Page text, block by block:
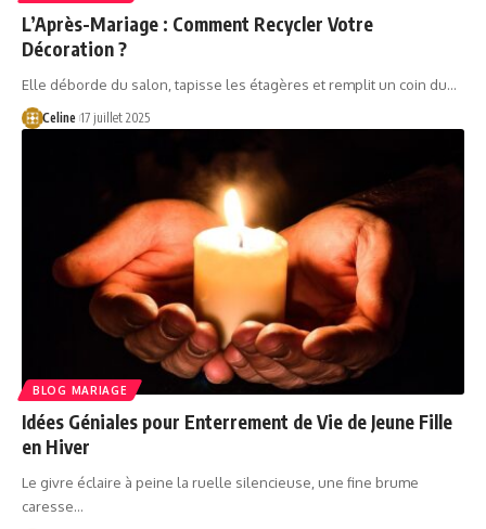
L’Après-Mariage : Comment Recycler Votre
Décoration ?
Elle déborde du salon, tapisse les étagères et remplit un coin du…
Celine 17 juillet 2025
BLOG MARIAGE
Idées Géniales pour Enterrement de Vie de Jeune Fille
en Hiver
Le givre éclaire à peine la ruelle silencieuse, une fine brume
caresse…